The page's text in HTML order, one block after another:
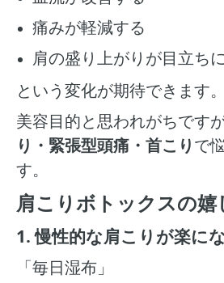
痛みが軽減する
肩の盛り上がりが目立ち
という変化が期待できます。
美容目的と思われがちです
り・緊張型頭痛・首こりで
す。
肩こりボトックスの嬉
1. 慢性的な肩こりが楽に
「毎日湿布」